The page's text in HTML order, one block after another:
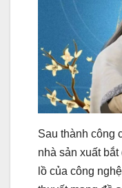
Sau thành công
nhà sản xuất
lồ của công